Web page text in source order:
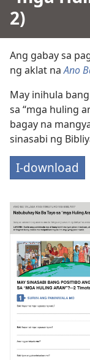
2)
Ang gabay sa
ng aklat naAno
May inihula
sa “mga huling
bagay na
sinasabi ng
I-download